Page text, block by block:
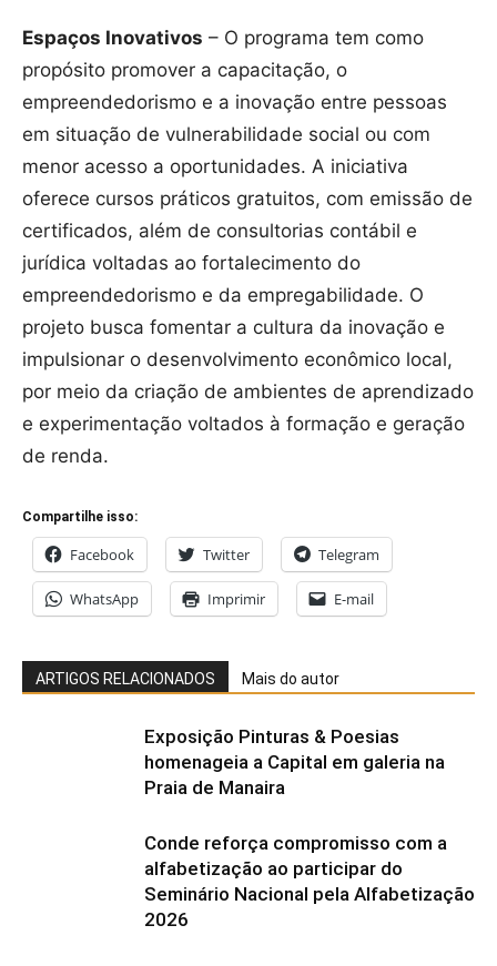
Espaços Inovativos – O programa tem como
propósito promover a capacitação, o
empreendedorismo e a inovação entre pessoas
em situação de vulnerabilidade social ou com
menor acesso a oportunidades. A iniciativa
oferece cursos práticos gratuitos, com emissão de
certificados, além de consultorias contábil e
jurídica voltadas ao fortalecimento do
empreendedorismo e da empregabilidade. O
projeto busca fomentar a cultura da inovação e
impulsionar o desenvolvimento econômico local,
por meio da criação de ambientes de aprendizado
e experimentação voltados à formação e geração
de renda.
Compartilhe isso:
Facebook Twitter Telegram
WhatsApp Imprimir E-mail
ARTIGOS RELACIONADOS Mais do autor
Exposição Pinturas & Poesias
homenageia a Capital em galeria na
Praia de Manaira
Conde reforça compromisso com a
alfabetização ao participar do
Seminário Nacional pela Alfabetização
2026